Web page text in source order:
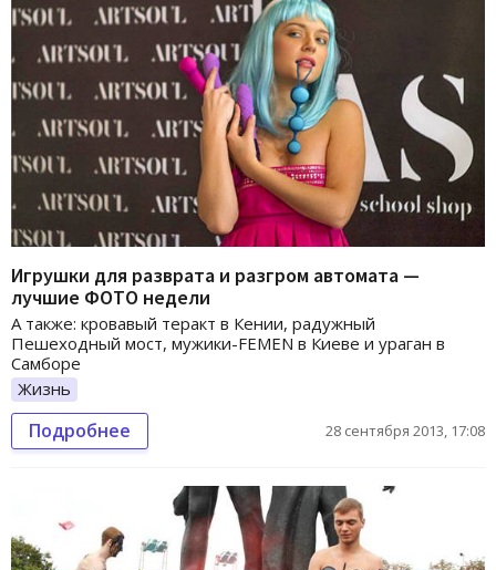
Игрушки для разврата и разгром автомата —
лучшие ФОТО недели
А также: кровавый теракт в Кении, радужный
Пешеходный мост, мужики-FEMEN в Киеве и ураган в
Самборе
Жизнь
Подробнее 28 сентября 2013, 17:08